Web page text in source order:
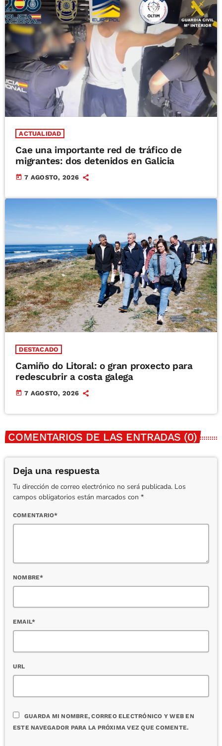
ACTUALIDAD
Cae una importante red de tráfico de
migrantes: dos detenidos en Galicia
today 7 AGOSTO, 2026
DESTACADO
Camiño do Litoral: o gran proxecto para
redescubrir a costa galega
today 7 AGOSTO, 2026
COMENTARIOS DE LAS ENTRADAS (0)
Deja una respuesta
Tu dirección de correo electrónico no será publicada. Los
campos obligatorios están marcados con *
COMENTARIO*
NOMBRE*
EMAIL*
URL
GUARDA MI NOMBRE, CORREO ELECTRÓNICO Y WEB EN
ESTE NAVEGADOR PARA LA PRÓXIMA VEZ QUE COMENTE.